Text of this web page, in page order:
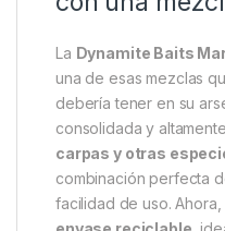
Descripción
Dynamite